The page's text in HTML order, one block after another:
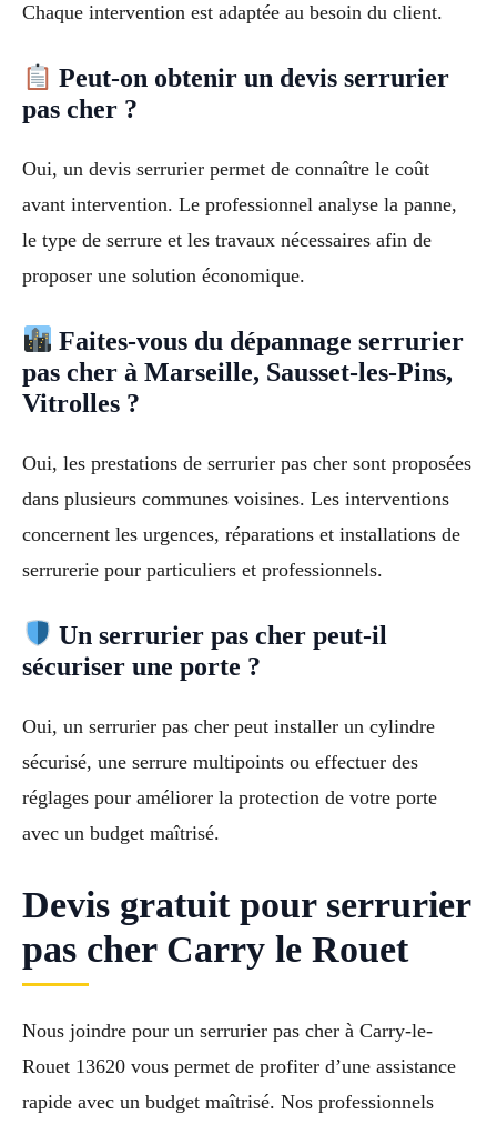
Chaque intervention est adaptée au besoin du client.
Peut-on obtenir un devis serrurier
pas cher ?
Oui, un devis serrurier permet de connaître le coût
avant intervention. Le professionnel analyse la panne,
le type de serrure et les travaux nécessaires afin de
proposer une solution économique.
Faites-vous du dépannage serrurier
pas cher à Marseille, Sausset-les-Pins,
Vitrolles ?
Oui, les prestations de serrurier pas cher sont proposées
dans plusieurs communes voisines. Les interventions
concernent les urgences, réparations et installations de
serrurerie pour particuliers et professionnels.
Un serrurier pas cher peut-il
sécuriser une porte ?
Oui, un serrurier pas cher peut installer un cylindre
sécurisé, une serrure multipoints ou effectuer des
réglages pour améliorer la protection de votre porte
avec un budget maîtrisé.
Devis gratuit pour serrurier
pas cher Carry le Rouet
Nous joindre pour un serrurier pas cher à Carry-le-
Rouet 13620 vous permet de profiter d’une assistance
rapide avec un budget maîtrisé. Nos professionnels